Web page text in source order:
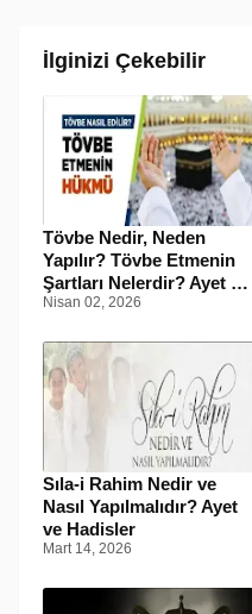
İlginizi Çekebilir
Tövbe Nedir, Neden
Yapılır? Tövbe Etmenin
Şartları Nelerdir? Ayet ve
Hadisler
Nisan 02, 2026
Sıla-i Rahim Nedir ve
Nasıl Yapılmalıdır? Ayet
ve Hadisler
Mart 14, 2026